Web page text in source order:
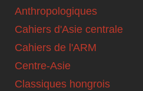
Anthropologiques
Cahiers d'Asie centrale
Cahiers de l'ARM
Centre-Asie
Classiques hongrois